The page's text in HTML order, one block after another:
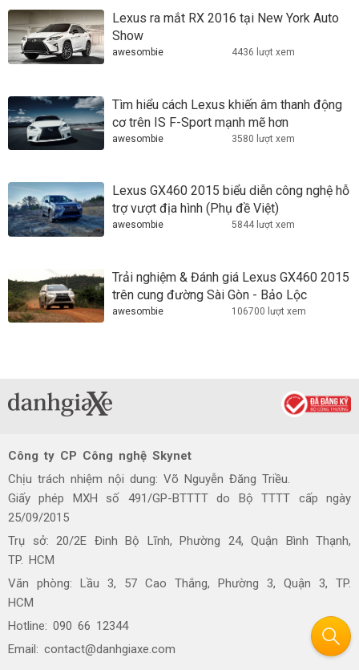
Lexus ra mắt RX 2016 tại New York Auto
Show
awesombie 4436 lượt xem
Tìm hiểu cách Lexus khiến âm thanh động
cơ trên IS F-Sport mạnh mẽ hơn
awesombie 3580 lượt xem
Lexus GX460 2015 biểu diễn công nghệ hỗ
trợ vượt địa hình (Phụ đề Việt)
awesombie 5844 lượt xem
Trải nghiệm & Đánh giá Lexus GX460 2015
trên cung đường Sài Gòn - Bảo Lộc
awesombie 106700 lượt xem
Công ty CP Công nghệ Skynet
Chịu trách nhiệm nội dung: Võ Nguyễn Đăng Triều.
Giấy phép MXH số 491/GP-BTTTT do Bộ TTTT cấp ngày
25/09/2015
Trụ sở: 20/2E Đinh Bộ Lĩnh, Phường 24, Quận Bình Thạnh,
TP. HCM
Văn phòng: Lầu 3, 57 Cao Thắng, Phường 3, Quận 3, TP.
HCM
Hotline: 090 66 12344
Email: contact@danhgiaxe.com